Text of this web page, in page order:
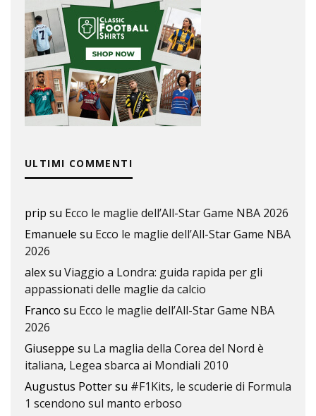
ULTIMI COMMENTI
prip su Ecco le maglie dell’All-Star Game NBA 2026
Emanuele su Ecco le maglie dell’All-Star Game NBA
2026
alexsu Viaggio a Londra: guida rapida per gli
appassionati delle maglie da calcio
Franco su Ecco le maglie dell’All-Star Game NBA
2026
Giuseppe su La maglia della Corea del Nord è
italiana, Legea sbarca ai Mondiali 2010
Augustus Pottersu #F1Kits, le scuderie di Formula
1 scendono sul manto erboso